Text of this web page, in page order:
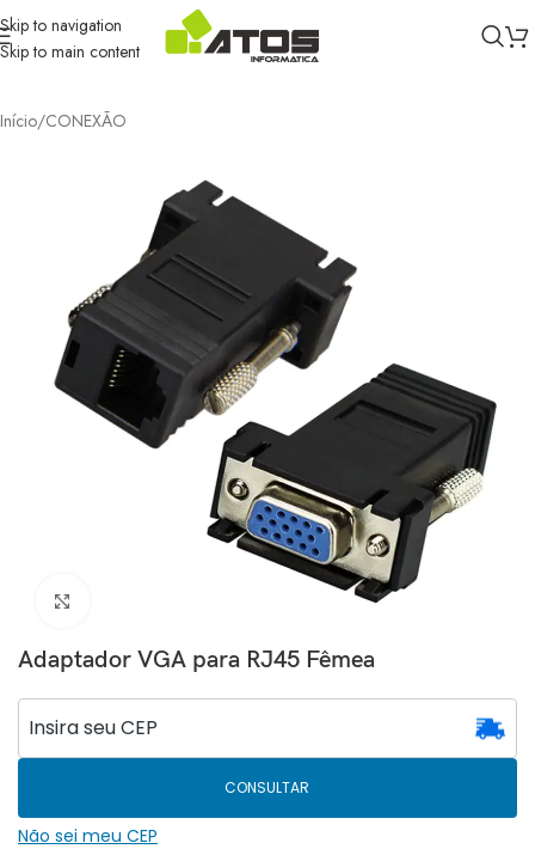
Skip to navigation
Skip to main content
Início/CONEXÃO
Adaptador VGA para RJ45 Fêmea
CONSULTAR
Não sei meu CEP